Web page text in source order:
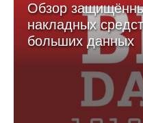
Обзор
накладных
больших данных